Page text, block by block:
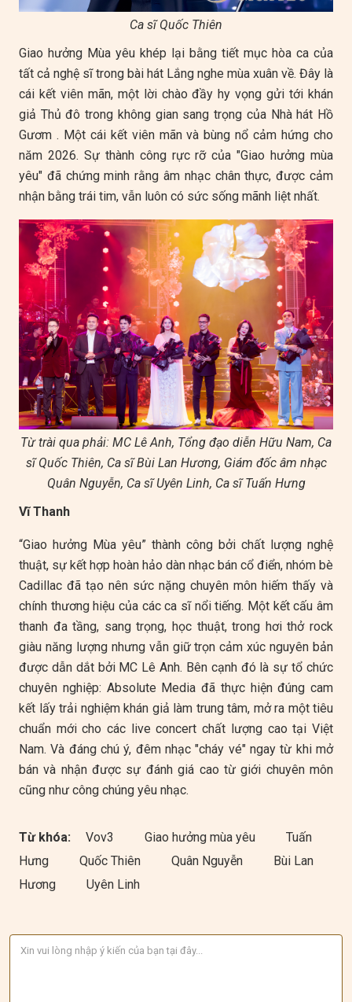
Ca sĩ Quốc Thiên
Giao hưởng Mùa yêu khép lại bằng tiết mục hòa ca của
tất cả nghệ sĩ trong bài hát Lắng nghe mùa xuân về. Đây là
cái kết viên mãn, một lời chào đầy hy vọng gửi tới khán
giả Thủ đô trong không gian sang trọng của Nhà hát Hồ
Gươm . Một cái kết viên mãn và bùng nổ cảm hứng cho
năm 2026. Sự thành công rực rỡ của "Giao hưởng mùa
yêu" đã chứng minh rằng âm nhạc chân thực, được cảm
nhận bằng trái tim, vẫn luôn có sức sống mãnh liệt nhất.
Từ trài qua phải: MC Lê Anh, Tổng đạo diễn Hữu Nam, Ca
sĩ Quốc Thiên, Ca sĩ Bùi Lan Hương, Giám đốc âm nhạc
Quân Nguyễn, Ca sĩ Uyên Linh, Ca sĩ Tuấn Hưng
Vĩ Thanh
“Giao hưởng Mùa yêu” thành công bởi chất lượng nghệ
thuật, sự kết hợp hoàn hảo dàn nhạc bán cổ điển, nhóm bè
Cadillac đã tạo nên sức nặng chuyên môn hiếm thấy và
chính thương hiệu của các ca sĩ nổi tiếng. Một kết cấu âm
thanh đa tầng, sang trọng, học thuật, trong hơi thở rock
giàu năng lượng nhưng vẫn giữ trọn cảm xúc nguyên bản
được dẫn dắt bởi MC Lê Anh. Bên cạnh đó là sự tổ chức
chuyên nghiệp: Absolute Media đã thực hiện đúng cam
kết lấy trải nghiệm khán giả làm trung tâm, mở ra một tiêu
chuẩn mới cho các live concert chất lượng cao tại Việt
Nam. Và đáng chú ý, đêm nhạc "cháy vé" ngay từ khi mở
bán và nhận được sự đánh giá cao từ giới chuyên môn
cũng như công chúng yêu nhạc.
Từ khóa: Vov3 Giao hưởng mùa yêu
Tuấn
Hưng
Quốc Thiên Quân Nguyễn
Bùi Lan
Hương
Uyên Linh